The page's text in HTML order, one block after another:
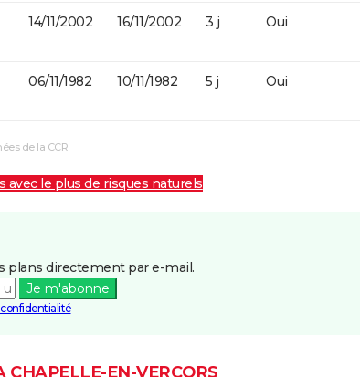
14/11/2002 16/11/2002 3 j Oui
06/11/1982 10/11/1982 5 j Oui
de la CCR
avec le plus de risques naturels
plans directement par e-mail.
Je m'abonne
CHAPELLE-EN-VERCORS